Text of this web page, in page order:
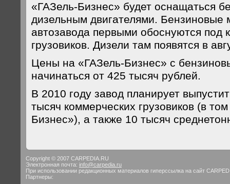
«ГАЗель-Бизнес» будет оснащаться
дизельным двигателями. Бензиновые
автозавода первыми обоснуются под
грузовиков. Дизели там появятся в
Цены на «ГАЗель-Бизнес» с
начинаться от 425 тысяч рублей.
В 2010 году завод планирует
тысяч коммерческих грузовиков (в
Бизнес»), а также 10 тысяч
Copyright © 2007 CARPEDIA.RU
Электронная почта: info@carpedia.ru
При использовании редакционных материалов гиперссылка на сайт
Партнеры: